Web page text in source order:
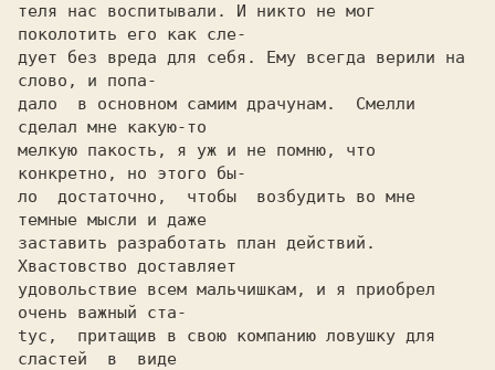
теля нас воспитывали. И никто не мог
поколотить его как сле-
дует без вреда для себя. Ему всегда верили на
слово, и попа-
дало  в основном самим драчунам.  Cмелли
сделал мне какую-то
мелкую пакость, я уж и не помню, что
ло  достаточно,  чтобы  возбудить во мне
темные мысли и даже
заставить разработать план действий.
Хвастовство доставляет
удовольствие всем мальчишкам, и я приобрел
очень важный ста-
tyc,  притащив в свою компанию ловушку для
cлаcтей  в  виде